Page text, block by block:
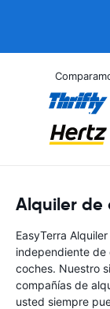
Alquiler de
EasyTerra
independiente
coches. Nuestro
compañías de
usted siempre